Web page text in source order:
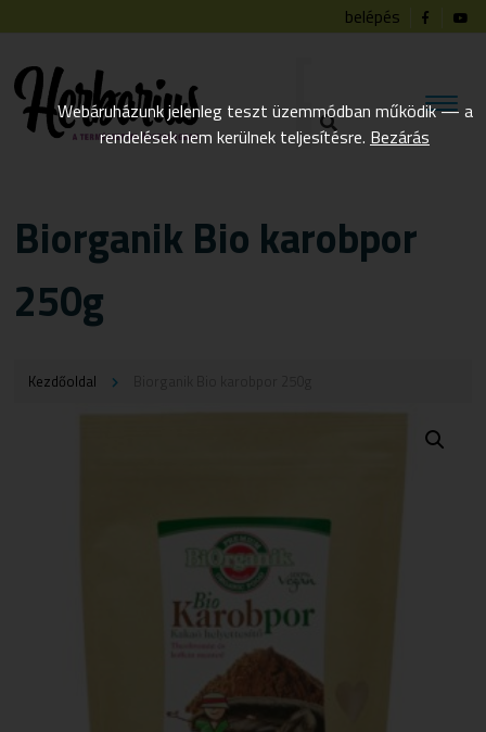
belépés
Biorganik Bio karobpor
250g
Kezdőoldal
Webáruházunk jelenleg teszt üzemmódban működik — a
rendelések nem kerülnek teljesítésre. Bezárás